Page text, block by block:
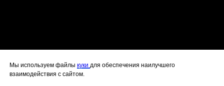
Мы используем файлы куки для обеспечения наилучшего
взаимодействия с сайтом.